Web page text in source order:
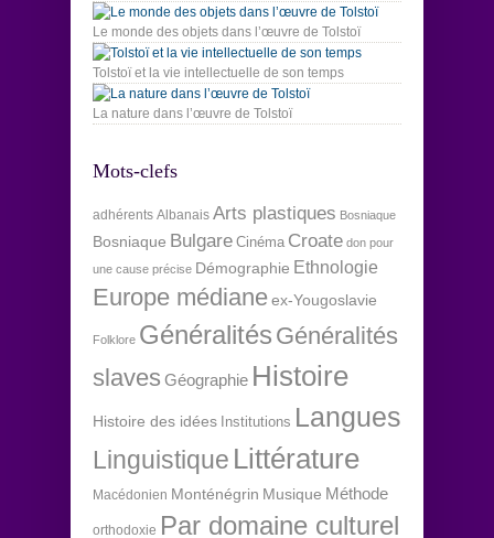
Le monde des objets dans l’œuvre de Tolstoï
Tolstoï et la vie intellectuelle de son temps
La nature dans l’œuvre de Tolstoï
Mots-clefs
adhérents Albanais Arts plastiques Bosniaque
Bosniaque Bulgare Cinéma Croate don pour
une cause précise Démographie Ethnologie
Europe médianeex-Yougoslavie
Folklore Généralités Généralités
slaves Géographie Histoire
Histoire des idées Institutions Langues
Linguistique Littérature
Macédonien Monténégrin Musique Méthode
orthodoxie Par domaine culturel